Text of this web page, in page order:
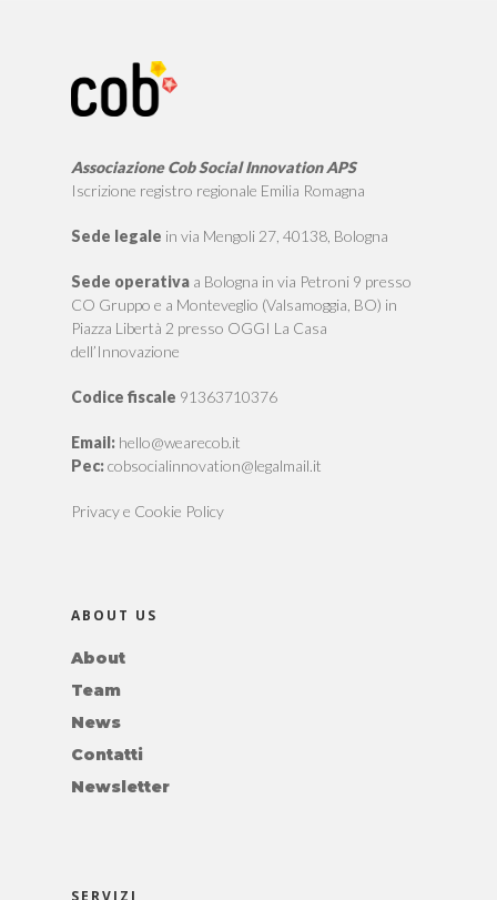
Associazione Cob Social Innovation APS
Iscrizione registro regionale Emilia Romagna
Sede legale in via Mengoli 27, 40138, Bologna
Sede operativa a Bologna in via Petroni 9 presso
CO Gruppo e a Monteveglio (Valsamoggia, BO) in
Piazza Libertà 2 presso OGGI La Casa
dell’Innovazione
Codice fiscale 91363710376
Email: hello@wearecob.it
Pec:cobsocialinnovation@legalmail.it
Privacy e Cookie Policy
ABOUT US
About
Team
News
Contatti
Newsletter
SERVIZI